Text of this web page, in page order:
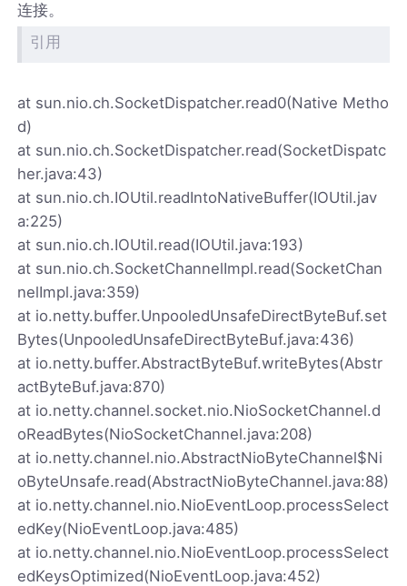
连接。
引用
at sun.nio.ch.SocketDispatcher.read0(Native Metho
d)
at sun.nio.ch.SocketDispatcher.read(SocketDispatc
her.java:43)
at sun.nio.ch.IOUtil.readIntoNativeBuffer(IOUtil.jav
a:225)
at sun.nio.ch.IOUtil.read(IOUtil.java:193)
at sun.nio.ch.SocketChannelImpl.read(SocketChan
nelImpl.java:359)
at io.netty.buffer.UnpooledUnsafeDirectByteBuf.set
Bytes(UnpooledUnsafeDirectByteBuf.java:436)
at io.netty.buffer.AbstractByteBuf.writeBytes(Abstr
actByteBuf.java:870)
at io.netty.channel.socket.nio.NioSocketChannel.d
oReadBytes(NioSocketChannel.java:208)
at io.netty.channel.nio.AbstractNioByteChannel$Ni
oByteUnsafe.read(AbstractNioByteChannel.java:88)
at io.netty.channel.nio.NioEventLoop.processSelect
edKey(NioEventLoop.java:485)
at io.netty.channel.nio.NioEventLoop.processSelect
edKeysOptimized(NioEventLoop.java:452)